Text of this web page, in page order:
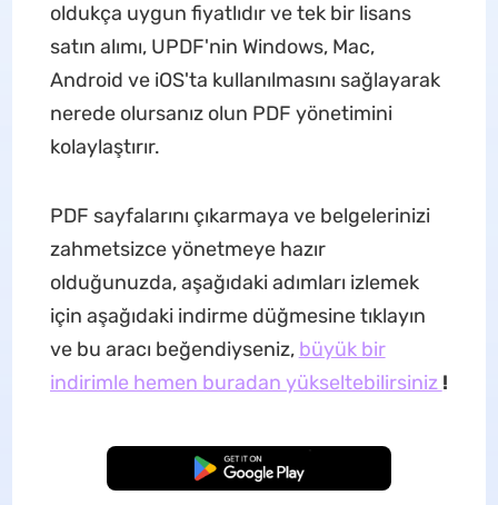
oldukça uygun fiyatlıdır ve tek bir lisans
satın alımı, UPDF'nin Windows, Mac,
Android ve iOS'ta kullanılmasını sağlayarak
nerede olursanız olun PDF yönetimini
kolaylaştırır.
PDF sayfalarını çıkarmaya ve belgelerinizi
zahmetsizce yönetmeye hazır
olduğunuzda, aşağıdaki adımları izlemek
için aşağıdaki indirme düğmesine tıklayın
ve bu aracı beğendiyseniz, büyük bir
indirimle hemen buradan yükseltebilirsiniz !
Ücretsiz İndirme